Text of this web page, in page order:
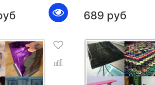
689 руб